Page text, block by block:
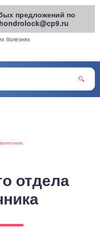
.РУ
болезнях
отдела
предложений по